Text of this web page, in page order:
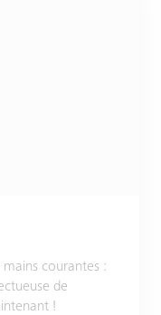
courantes :
de
!